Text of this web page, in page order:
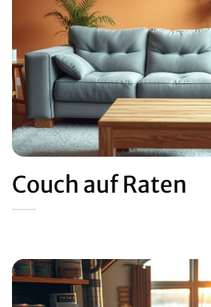
Couch auf Raten